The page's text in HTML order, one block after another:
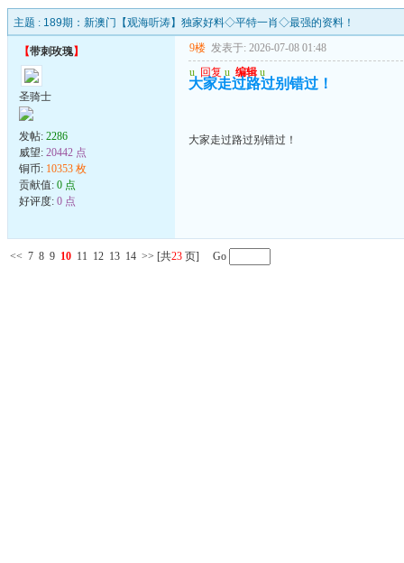
主题 : 189期：新澳门【观海听涛】独家好料◇平特一肖◇最强的资料！
【带刺玫瑰】
圣骑士
发帖: 2286
威望: 20442 点
铜币: 10353 枚
贡献值: 0 点
好评度: 0 点
9楼 发表于: 2026-07-08 01:48
u 回复 u 编辑 u
大家走过路过别错过！
大家走过路过别错过！
<< 7 8 9 10 11 12 13 14 >> [共23 页] Go